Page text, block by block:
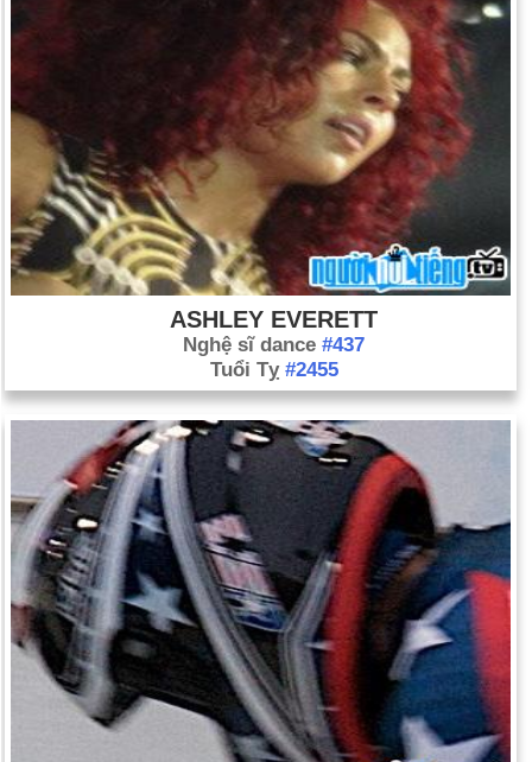
ASHLEY EVERETT
Nghệ sĩ dance #437
Tuổi Tỵ #2455